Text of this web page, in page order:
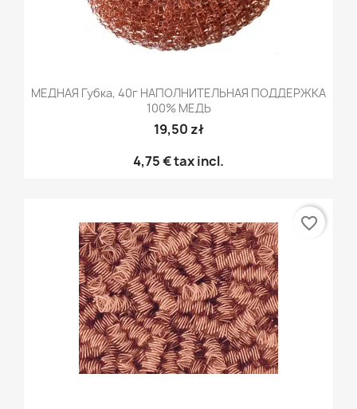
МЕДНАЯ Губка, 40г НАПОЛНИТЕЛЬНАЯ ПОДДЕРЖКА
100% МЕДЬ
19,50 zł
4,75 €tax incl.
favorite_border